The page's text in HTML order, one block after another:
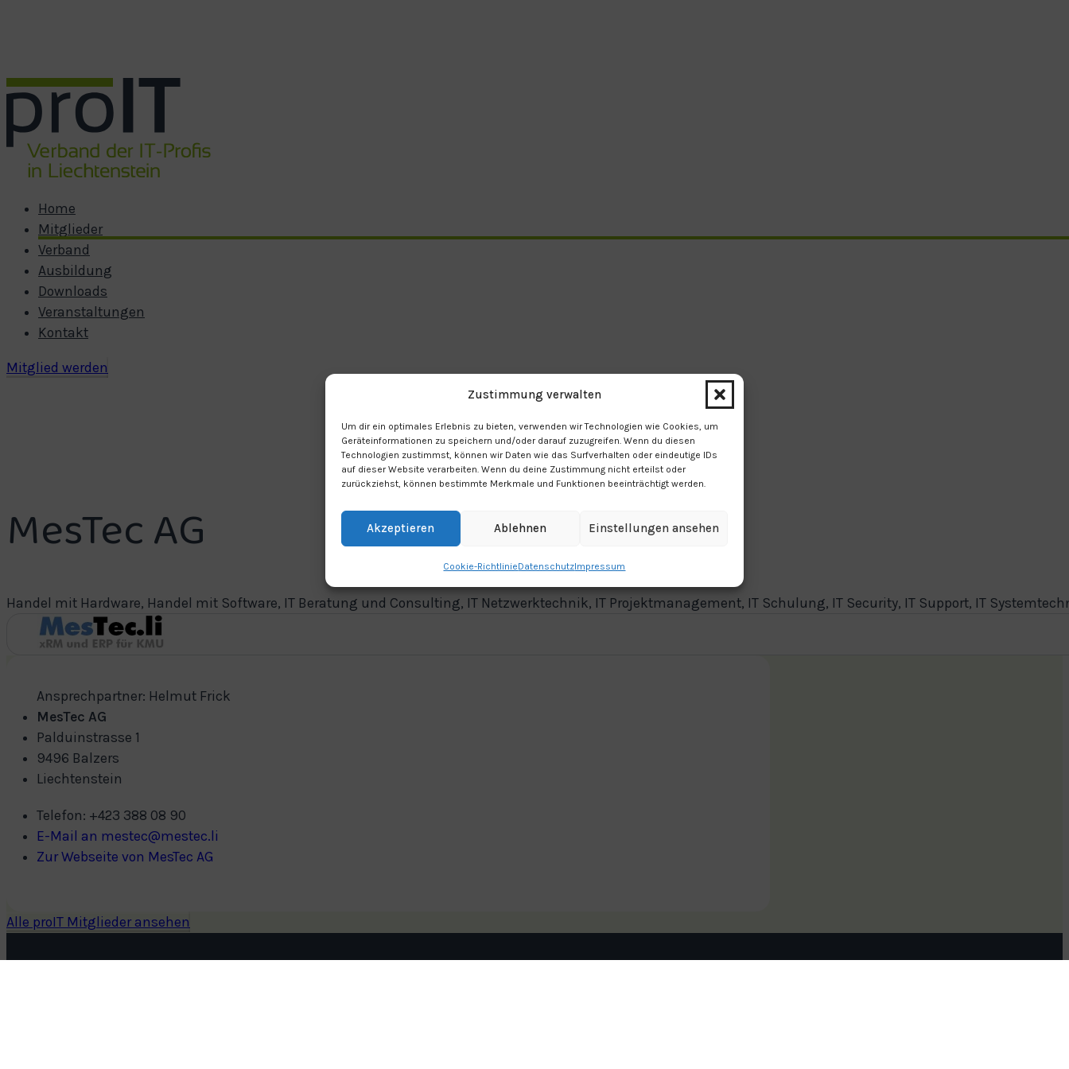
Zustimmung verwalten
Um dir ein optimales Erlebnis zu bieten, verwenden wir Technologien wie Cookies, um
Geräteinformationen zu speichern und/oder darauf zuzugreifen. Wenn du diesen
Technologien zustimmst, können wir Daten wie das Surfverhalten oder eindeutige IDs
auf dieser Website verarbeiten. Wenn du deine Zustimmung nicht erteilst oder
zurückziehst, können bestimmte Merkmale und Funktionen beeinträchtigt werden.
Akzeptieren Ablehnen Einstellungen ansehen
Cookie-RichtlinieDatenschutzImpressum
Home
Mitglieder
Verband
Ausbildung
Downloads
Veranstaltungen
Kontakt
Mitglied werden
MesTec AG
Handel mit Hardware, Handel mit Software, IT Beratung und Consulting, IT Netzwerktechnik, IT Projektmanagement, IT Schulung, IT Security, IT Support, IT
Ansprechpartner: Helmut Frick
MesTec AG
Palduinstrasse 1
9496 Balzers
Liechtenstein
Telefon: +423 388 08 90
E-Mail an mestec@mestec.li
Zur Webseite von MesTec AG
Alle proIT Mitglieder ansehen